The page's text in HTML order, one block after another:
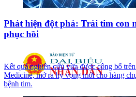
Phát hiện đột phá: Trái tim con
phục hồi
Kết quả nghiên cứu vừa được công bố
Medicine, mở ra hy vọng mới cho hàng
bệnh tim.